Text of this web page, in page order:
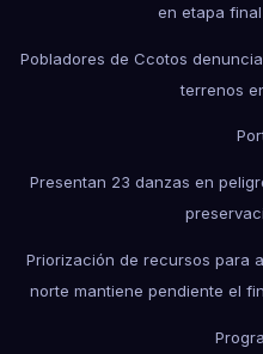
en etapa
Pobladores de Ccotos
terrenos
Presentan 23 danzas en
Priorización de recursos para
norte mantiene pendiente el